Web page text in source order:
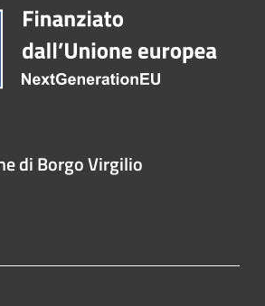
di Borgo Virgilio